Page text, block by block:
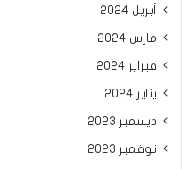
أبريل 2024
مارس 2024
فبراير 2024
يناير 2024
ديسمبر 2023
نوفمبر 2023